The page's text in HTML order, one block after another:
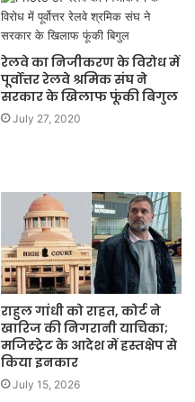
रेलवे का निजीकरण के विरोध में
पूर्वोत्तर रेलवे श्रमिक संघ ने
सरकार के खिलाफ फूंकी बिगुल
July 27, 2020
राहुल गांधी को राहत, कोर्ट ने
खारिज की निगरानी याचिका;
मजिस्ट्रेट के आदेश में हस्तक्षेप से
किया इनकार
July 15, 2026